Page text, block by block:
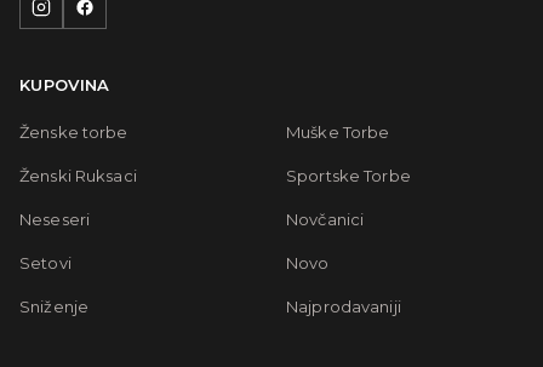
KUPOVINA
Ženske torbe Muške Torbe
Ženski Ruksaci Sportske Torbe
Neseseri Novčanici
Setovi Novo
Sniženje Najprodavaniji